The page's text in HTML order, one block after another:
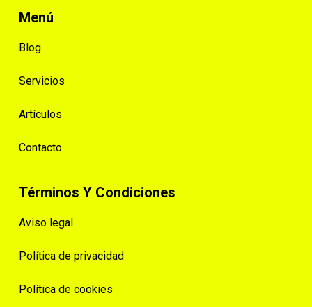
Menú
Blog
Servicios
Artículos
Contacto
Términos Y Condiciones
Aviso legal
Política de privacidad
Política de cookies